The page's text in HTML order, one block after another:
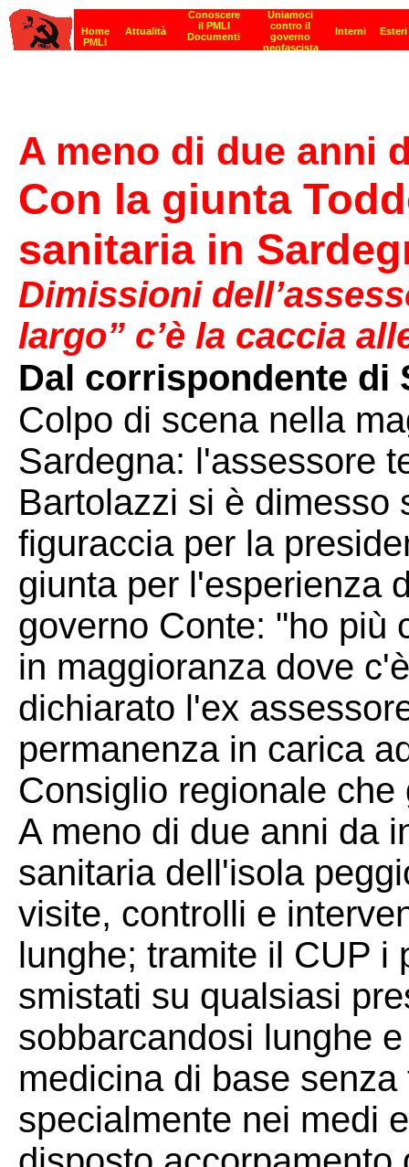
A meno di due anni
Con la giunta
sanitaria in
Dimissioni
largo” c’è la caccia
Dal corrispondente di
Colpo di scena nella
Sardegna: l'assessore
Bartolazzi si è dimesso
figuraccia per la
giunta per l'esperienza
governo Conte: "ho più
in maggioranza dove
dichiarato l'ex
permanenza in carica
Consiglio regionale
A meno di due anni da
sanitaria dell'isola
visite, controlli e
lunghe; tramite il CUP i
smistati su qualsiasi
sobbarcandosi lunghe
medicina di base
specialmente nei medi